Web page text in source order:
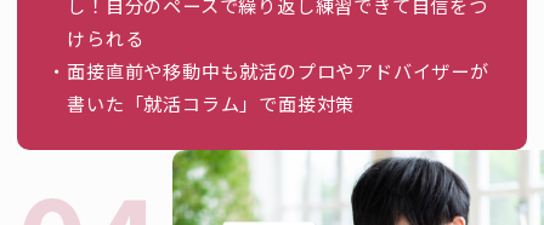
けられる
面接直前や移動中も就活のプロやアドバイザーが
書いた「就活コラム」で面接対策